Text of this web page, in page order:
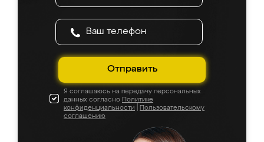
Отправить
Я соглашаюсь на передачу персональных
данных согласно Политике
конфиденциальности
Пользовательскому
соглашению